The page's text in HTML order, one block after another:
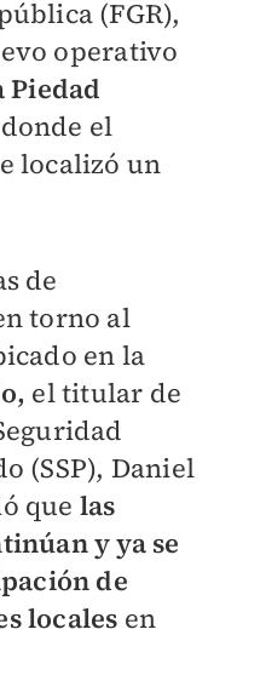
(FGR),
operativo
Piedad
el
localizó un
de
torno al
en la
el titular de
(SSP), Daniel
que las
y ya se
de
locales en